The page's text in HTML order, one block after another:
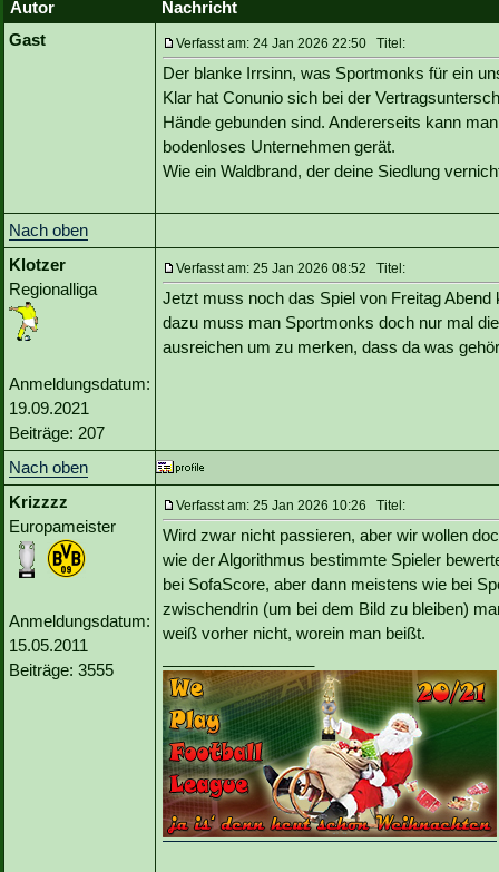
Autor
Nachricht
Gast
Verfasst am: 24 Jan 2026 22:50 Titel:
Der blanke Irrsinn, was Sportmonks für ein
Klar hat Conunio sich bei der
Hände gebunden sind. Andererseits kann
bodenloses Unternehmen gerät.
Wie ein Waldbrand, der deine Siedlung
Nach oben
Klotzer
Regionalliga
Anmeldungsdatum:
19.09.2021
Beiträge: 207
Verfasst am: 25 Jan 2026 08:52 Titel:
Jetzt muss noch das Spiel von Freitag
dazu muss man Sportmonks doch nur mal
ausreichen um zu merken, dass da was
Nach oben
Krizzzz
Europameister
Anmeldungsdatum:
15.05.2011
Beiträge: 3555
Verfasst am: 25 Jan 2026 10:26 Titel:
Wird zwar nicht passieren, aber wir wollen
wie der Algorithmus bestimmte Spieler
bei SofaScore, aber dann meistens wie bei
zwischendrin (um bei dem Bild zu bleiben)
weiß vorher nicht, worein man beißt.